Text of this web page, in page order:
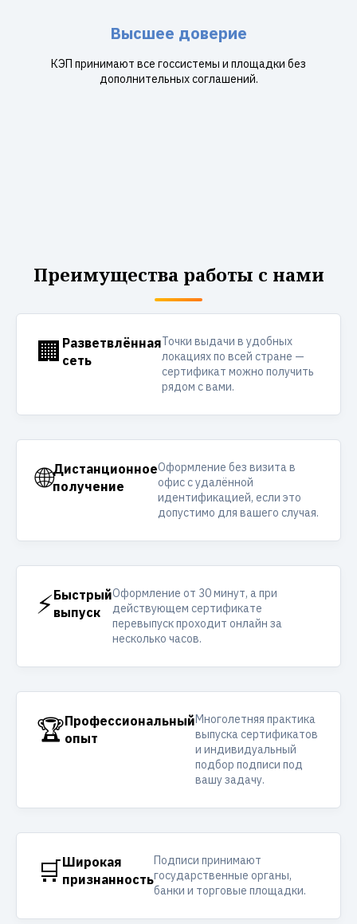
Высшее доверие
КЭП принимают все госсистемы и площадки без
дополнительных соглашений.
Преимущества работы с нами
🏢 Разветвлённая
сеть
Точки выдачи в удобных
локациях по всей стране —
сертификат можно получить
рядом с вами.
🌐Дистанционное
получение
Оформление без визита в
офис с удалённой
идентификацией, если это
допустимо для вашего случая.
⚡Быстрый
выпуск
Оформление от 30 минут, а при
действующем сертификате
перевыпуск проходит онлайн за
несколько часов.
🏆Профессиональный
опыт
Многолетняя практика
выпуска сертификатов
и индивидуальный
подбор подписи под
вашу задачу.
🛒Широкая
признанность
Подписи принимают
государственные органы,
банки и торговые площадки.